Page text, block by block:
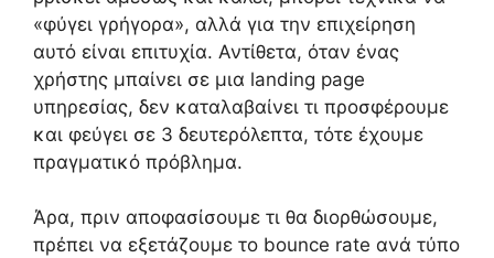
«φύγει γρήγορα», αλλά για την επιχείρηση
αυτό είναι επιτυχία. Αντίθετα, όταν ένας
χρήστης μπαίνει σε μια landing page
υπηρεσίας, δεν καταλαβαίνει τι προσφέρουμε
και φεύγει σε 3 δευτερόλεπτα, τότε έχουμε
πραγματικό πρόβλημα.
Άρα, πριν αποφασίσουμε τι θα διορθώσουμε,
πρέπει να εξετάζουμε το bounce rate ανά τύπο